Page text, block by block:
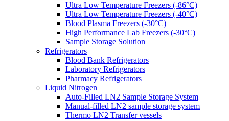
Ultra Low Temperature Freezers (-86°C)
Ultra Low Temperature Freezers (-40°C)
Blood Plasma Freezers (-30°C)
High Performance Lab Freezers (-30°C)
Sample Storage Solution
Refrigerators
Blood Bank Refrigerators
Laboratory Refrigerators
Pharmacy Refrigerators
Liquid Nitrogen
Auto-Filled LN2 Sample Storage System
Manual-filled LN2 sample storage system
Thermo LN2 Transfer vessels